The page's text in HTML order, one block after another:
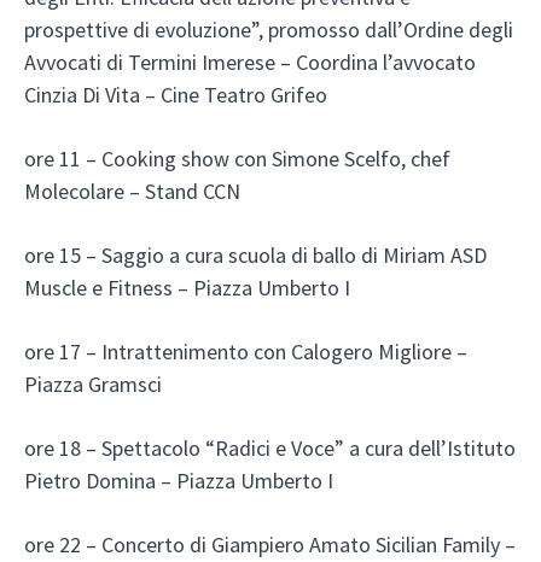
prospettive di evoluzione”, promosso dall’Ordine degli
Avvocati di Termini Imerese – Coordina l’avvocato
Cinzia Di Vita – Cine Teatro Grifeo
ore 11 – Cooking show con Simone Scelfo, chef
Molecolare – Stand CCN
ore 15 – Saggio a cura scuola di ballo di Miriam ASD
Muscle e Fitness – Piazza Umberto I
ore 17 – Intrattenimento con Calogero Migliore –
Piazza Gramsci
ore 18 – Spettacolo “Radici e Voce” a cura dell’Istituto
Pietro Domina – Piazza Umberto I
ore 22 – Concerto di Giampiero Amato Sicilian Family –